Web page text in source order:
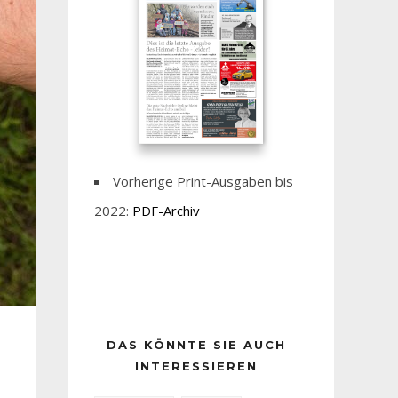
Vorherige Print-Ausgaben bis
2022: PDF-Archiv
DAS KÖNNTE SIE AUCH
INTERESSIEREN